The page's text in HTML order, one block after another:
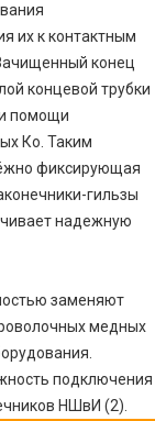
их к контактным
конец
концевой трубки
помощи
Ко. Таким
фиксирующая
гильзы
надежную
заменяют
медных
подключения
НШвИ (2).